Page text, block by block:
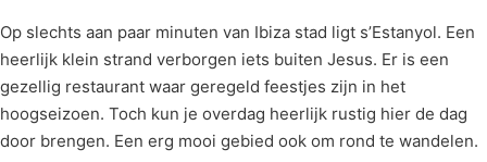
Op slechts aan paar minuten van Ibiza stad ligt s’Estanyol. Een
heerlijk klein strand verborgen iets buiten Jesus. Er is een
gezellig restaurant waar geregeld feestjes zijn in het
hoogseizoen. Toch kun je overdag heerlijk rustig hier de dag
door brengen. Een erg mooi gebied ook om rond te wandelen.